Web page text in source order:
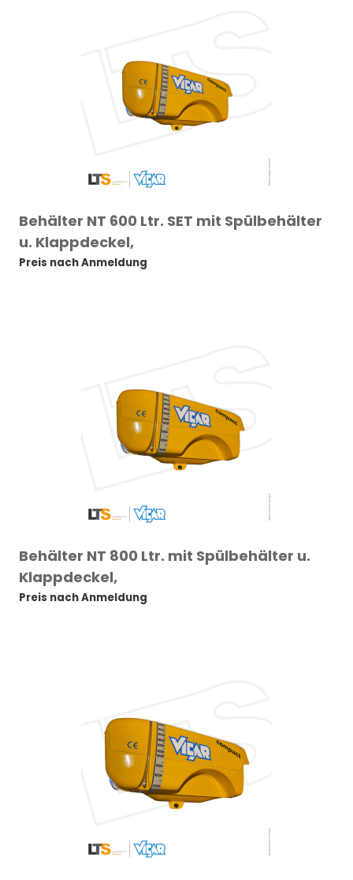
Behälter NT 600 Ltr. SET mit Spülbehälter
u. Klappdeckel,
Preis nach Anmeldung
Behälter NT 800 Ltr. mit Spülbehälter u.
Klappdeckel,
Preis nach Anmeldung